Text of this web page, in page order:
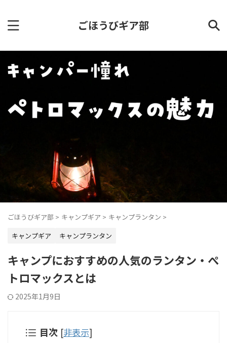
ごほうびギア部
ごほうびギア部 > キャンプギア > キャンプランタン >
キャンプギア
キャンプランタン
キャンプにおすすめの人気のランタン・ぺ
トロマックスとは
2025年1月9日
目次 [非表示]